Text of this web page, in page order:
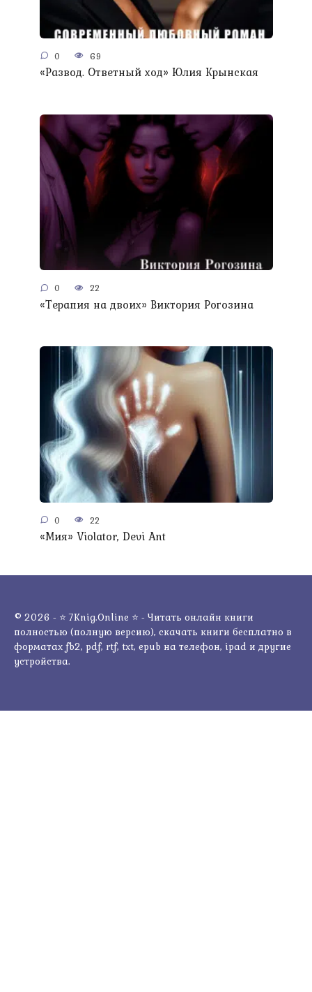
0 69
«Развод. Ответный ход» Юлия Крынская
0 22
«Терапия на двоих» Виктория Рогозина
0 22
«Мия» Violator, Devi Ant
© 2026 - ⭐ 7Knig.Online ⭐ - Читать онлайн книги
полностью (полную версию), скачать книги бесплатно в
форматах fb2, pdf, rtf, txt, epub на телефон, ipad и другие
устройства.